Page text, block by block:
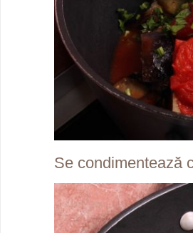
Se condimentează